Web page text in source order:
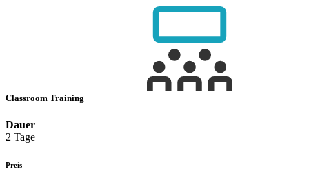
Classroom Training
Dauer
2 Tage
Preis